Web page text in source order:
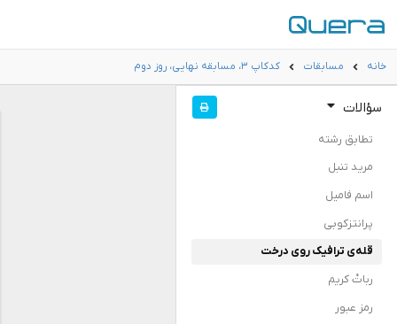
خانه مسابقات کدکاپ ۳، مسابقه نهایی، روز دوم
سؤالات
تطابق رشته
مرید تنبل
اسم فامیل
پرانتزکوبی
قله‌ی ترافیک روی درخت
رباتْ کریم
رمز عبور